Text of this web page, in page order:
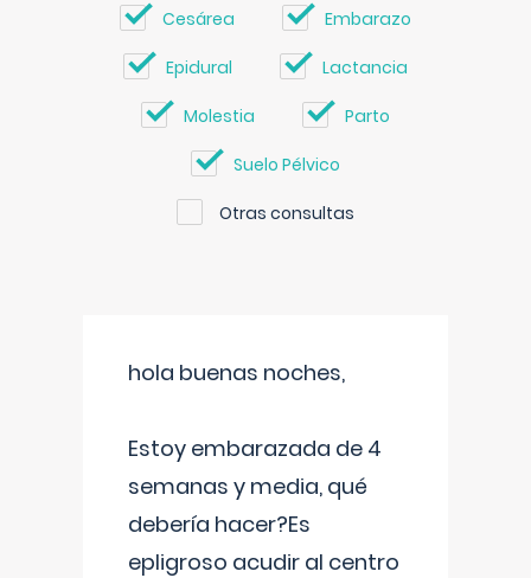
Cesárea Embarazo
Epidural Lactancia
Molestia Parto
Suelo Pélvico
Otras consultas
hola buenas noches,
Estoy embarazada de 4
semanas y media, qué
debería hacer?Es
epligroso acudir al centro